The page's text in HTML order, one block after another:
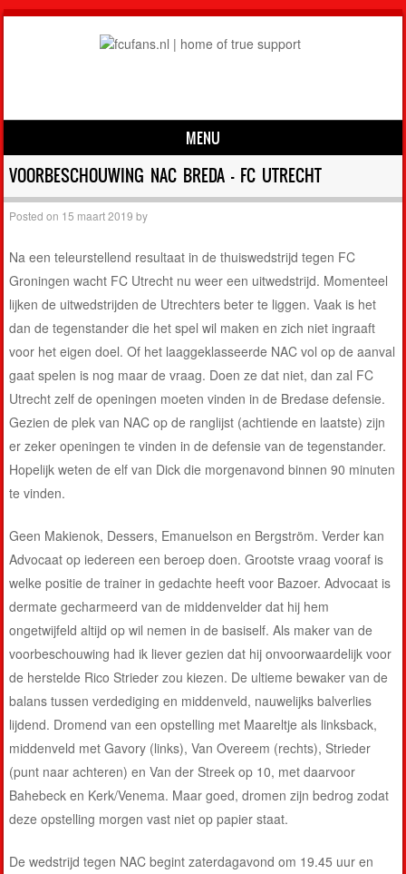
MENU
Skip to content
VOORBESCHOUWING NAC BREDA – FC UTRECHT
Posted on 15 maart 2019 by
Na een teleurstellend resultaat in de thuiswedstrijd tegen FC
Groningen wacht FC Utrecht nu weer een uitwedstrijd. Momenteel
lijken de uitwedstrijden de Utrechters beter te liggen. Vaak is het
dan de tegenstander die het spel wil maken en zich niet ingraaft
voor het eigen doel. Of het laaggeklasseerde NAC vol op de aanval
gaat spelen is nog maar de vraag. Doen ze dat niet, dan zal FC
Utrecht zelf de openingen moeten vinden in de Bredase defensie.
Gezien de plek van NAC op de ranglijst (achtiende en laatste) zijn
er zeker openingen te vinden in de defensie van de tegenstander.
Hopelijk weten de elf van Dick die morgenavond binnen 90 minuten
te vinden.
Geen Makienok, Dessers, Emanuelson en Bergström. Verder kan
Advocaat op iedereen een beroep doen. Grootste vraag vooraf is
welke positie de trainer in gedachte heeft voor Bazoer. Advocaat is
dermate gecharmeerd van de middenvelder dat hij hem
ongetwijfeld altijd op wil nemen in de basiself. Als maker van de
voorbeschouwing had ik liever gezien dat hij onvoorwaardelijk voor
de herstelde Rico Strieder zou kiezen. De ultieme bewaker van de
balans tussen verdediging en middenveld, nauwelijks balverlies
lijdend. Dromend van een opstelling met Maareltje als linksback,
middenveld met Gavory (links), Van Overeem (rechts), Strieder
(punt naar achteren) en Van der Streek op 10, met daarvoor
Bahebeck en Kerk/Venema. Maar goed, dromen zijn bedrog zodat
deze opstelling morgen vast niet op papier staat.
De wedstrijd tegen NAC begint zaterdagavond om 19.45 uur en